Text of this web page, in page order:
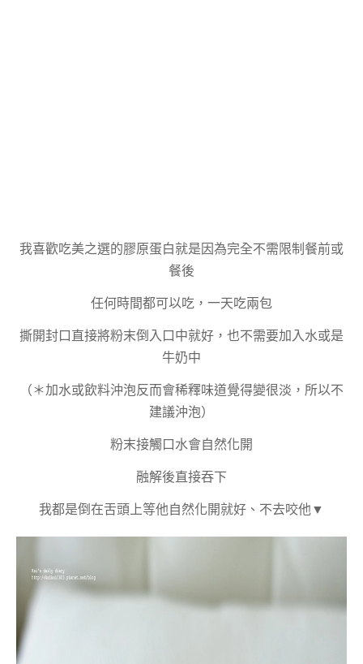
我喜歡吃美之選的膠原蛋白就是因為完全不需限制餐前或
餐後
任何時間都可以吃，一天吃兩包
撕開封口直接將粉末倒入口中就好，也不需要加入水或是
牛奶中
（＊加水或飲料沖泡反而會稀釋味道覺得變很淡，所以不
建議沖泡）
粉末接觸口水會自然化開
融解後直接吞下
我都是倒在舌頭上等他自然化開就好、不去咬他▼